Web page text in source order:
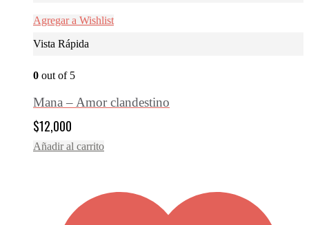
Agregar a Wishlist
Vista Rápida
0 out of 5
Mana – Amor clandestino
$12,000
Añadir al carrito